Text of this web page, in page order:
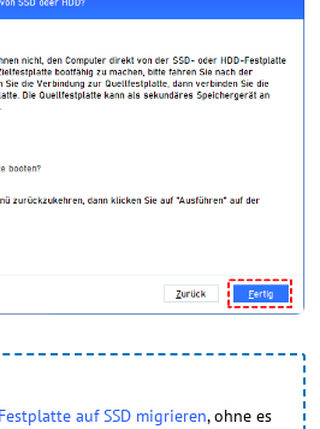
auf SSD migrieren, ohne es